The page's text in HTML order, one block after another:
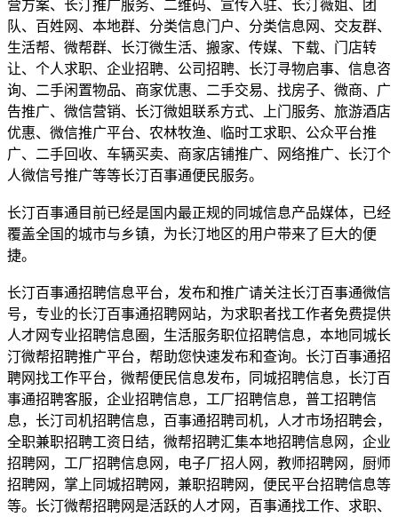
营方案、长汀推广服务、二维码、宣传入驻、长汀薇姐、团
队、百姓网、本地群、分类信息门户、分类信息网、交友群、
生活帮、微帮群、长汀微生活、搬家、传媒、下载、门店转
让、个人求职、企业招聘、公司招聘、长汀寻物启事、信息咨
询、二手闲置物品、商家优惠、二手交易、找房子、微商、广
告推广、微信营销、长汀微姐联系方式、上门服务、旅游酒店
优惠、微信推广平台、农林牧渔、临时工求职、公众平台推
广、二手回收、车辆买卖、商家店铺推广、网络推广、长汀个
人微信号推广等等长汀百事通便民服务。
长汀百事通目前已经是国内最正规的同城信息产品媒体，已经
覆盖全国的城市与乡镇，为长汀地区的用户带来了巨大的便
捷。
长汀百事通招聘信息平台，发布和推广请关注长汀百事通微信
号，专业的长汀百事通招聘网站，为求职者找工作者免费提供
人才网专业招聘信息圈，生活服务职位招聘信息，本地同城长
汀微帮招聘推广平台，帮助您快速发布和查询。长汀百事通招
聘网找工作平台，微帮便民信息发布，同城招聘信息，长汀百
事通招聘客服，企业招聘信息，工厂招聘信息，普工招聘信
息，长汀司机招聘信息，百事通招聘司机，人才市场招聘会，
全职兼职招聘工资日结，微帮招聘汇集本地招聘信息网，企业
招聘网，工厂招聘信息网，电子厂招人网，教师招聘网，厨师
招聘网，掌上同城招聘网，兼职招聘网，便民平台招聘信息等
等。长汀微帮招聘网是活跃的人才网，百事通找工作、求职、